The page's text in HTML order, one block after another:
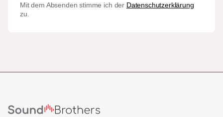
Mit dem Absenden stimme ich der Datenschutzerklärung
zu.